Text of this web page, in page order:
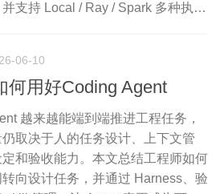
支持 Local / Ray / Spark 多种执行
06-10
何用好Coding Agent
越来越能端到端推进工程任务，
取决于人的任务设计、上下文管
和验收能力。本文总结工程师如何
向设计任务，并通过 Harness、验